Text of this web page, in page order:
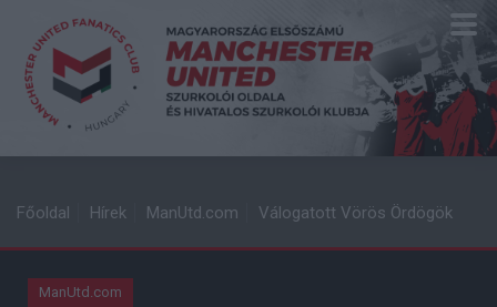
Főoldal Hírek ManUtd.com Válogatott Vörös Ördögök
ManUtd.com